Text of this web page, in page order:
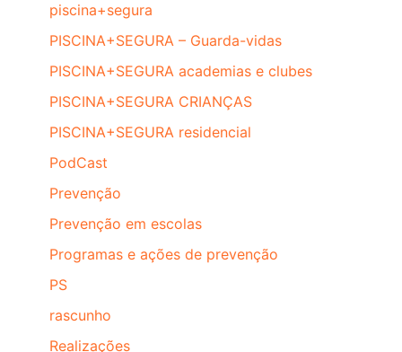
piscina+segura
PISCINA+SEGURA – Guarda-vidas
PISCINA+SEGURA academias e clubes
PISCINA+SEGURA CRIANÇAS
PISCINA+SEGURA residencial
PodCast
Prevenção
Prevenção em escolas
Programas e ações de prevenção
PS
rascunho
Realizações